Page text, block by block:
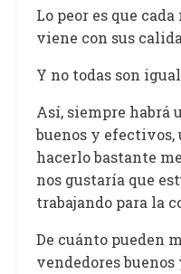
Lo peor es que
viene con sus
Y no todas son
Así, siempre habrá
buenos y efectivos,
hacerlo bastante
nos gustaría que
trabajando para la
De cuánto pueden
vendedores